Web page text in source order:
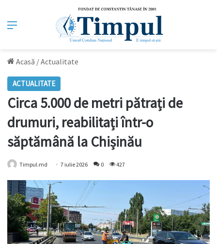
Meniu
Acasă /Actualitate
ACTUALITATE
Circa 5.000 de metri pătrați de
drumuri, reabilitați într-o
săptămână la Chișinău
Timpul.md 7 iulie 2026 0 427